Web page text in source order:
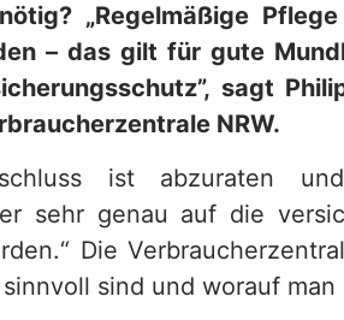
„Regelmäßige
– das gilt für gute
sagt
NRW.
ist abzuraten
sehr genau auf die
Die
sind und worauf